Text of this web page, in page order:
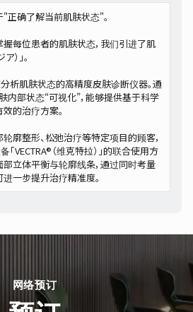
正确了解当前肌肤状态"。
握每位患者的肌肤状态，我们引进了肌
）」。
析肌肤状态的高精度皮肤诊断仪器。通
内部状态“可视化”，能够提供基于科学
的治疗方案。
廓整形、松弛治疗等特定项目的顾客，
VECTRA®（维克特拉）」的联合使用方
部立体平衡与轮廓线条，通过同时考量
一步提升治疗精准度。
网络预订